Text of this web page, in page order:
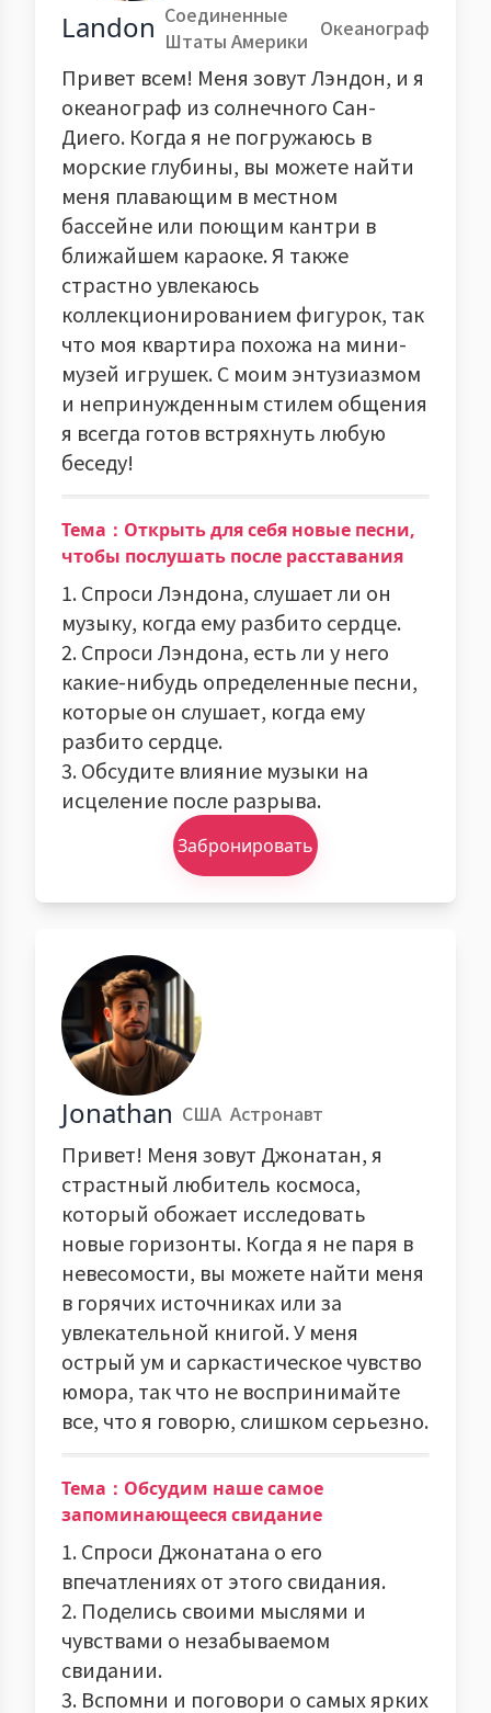
Landon Соединенные
Штаты Америки Океанограф
Привет всем! Меня зовут Лэндон, и я
океанограф из солнечного Сан-
Диего. Когда я не погружаюсь в
морские глубины, вы можете найти
меня плавающим в местном
бассейне или поющим кантри в
ближайшем караоке. Я также
страстно увлекаюсь
коллекционированием фигурок, так
что моя квартира похожа на мини-
музей игрушек. С моим энтузиазмом
и непринужденным стилем общения
я всегда готов встряхнуть любую
беседу!
Тема：Открыть для себя новые песни,
чтобы послушать после расставания
1. Спроси Лэндона, слушает ли он
музыку, когда ему разбито сердце.
2. Спроси Лэндона, есть ли у него
какие-нибудь определенные песни,
которые он слушает, когда ему
разбито сердце.
3. Обсудите влияние музыки на
исцеление после разрыва.
Забронировать
Jonathan США Астронавт
Привет! Меня зовут Джонатан, я
страстный любитель космоса,
который обожает исследовать
новые горизонты. Когда я не паря в
невесомости, вы можете найти меня
в горячих источниках или за
увлекательной книгой. У меня
острый ум и саркастическое чувство
юмора, так что не воспринимайте
все, что я говорю, слишком серьезно.
Тема：Обсудим наше самое
запоминающееся свидание
1. Спроси Джонатана о его
впечатлениях от этого свидания.
2. Поделись своими мыслями и
чувствами о незабываемом
свидании.
3. Вспомни и поговори о самых ярких